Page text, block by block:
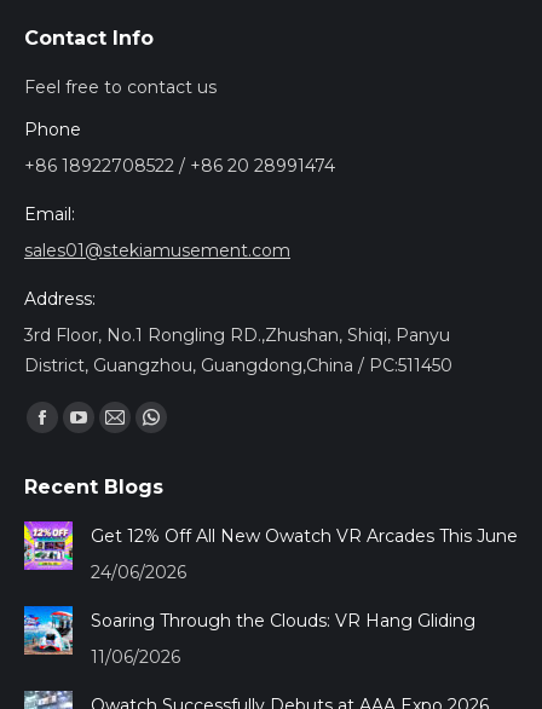
Contact Info
Feel free to contact us
Phone
+86 18922708522 / +86 20 28991474
Email:
sales01@stekiamusement.com
Address:
3rd Floor, No.1 Rongling RD.,Zhushan, Shiqi, Panyu
District, Guangzhou, Guangdong,China / PC:511450
Trouvez nous sur :
Facebook
opens
in
new
YouTube
opens
in
Mail
opens
in
Whatsapp
opens
in
Recent Blogs
Get 12% Off All New Owatch VR Arcades This June
24/06/2026
Soaring Through the Clouds: VR Hang Gliding
11/06/2026